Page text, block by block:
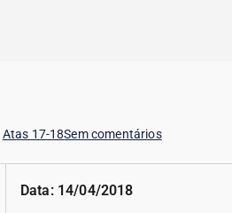
Atas 17-18Sem comentários
Data: 14/04/2018